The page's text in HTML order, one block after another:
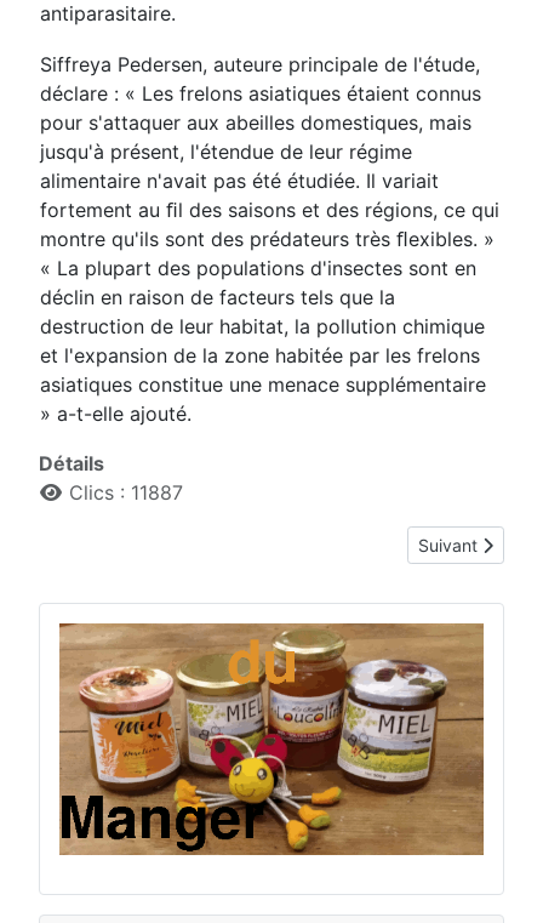
antiparasitaire.
Siffreya Pedersen, auteure principale de l'étude,
déclare : « Les frelons asiatiques étaient connus
pour s'attaquer aux abeilles domestiques, mais
jusqu'à présent, l'étendue de leur régime
alimentaire n'avait pas été étudiée. Il variait
fortement au ﬁl des saisons et des régions, ce qui
montre qu'ils sont des prédateurs très ﬂexibles. »
« La plupart des populations d'insectes sont en
déclin en raison de facteurs tels que la
destruction de leur habitat, la pollution chimique
et l'expansion de la zone habitée par les frelons
asiatiques constitue une menace supplémentaire
» a-t-elle ajouté.
Détails
Clics : 11887
Article suivant
Suivant